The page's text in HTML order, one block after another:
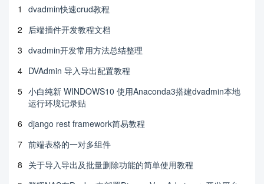
1
dvadmin快速crud教程
2 后端插件开发教程文档
3 dvadmin开发常用方法总结整理
4 DVAdmin 导入导出配置教程
5 小白纯新 WINDOWS10 使用Anaconda3搭建dvadmin本地
运行环境记录贴
6 django rest framework简易教程
7 前端表格的一对多组件
8 关于导入导出及批量删除功能的简单使用教程